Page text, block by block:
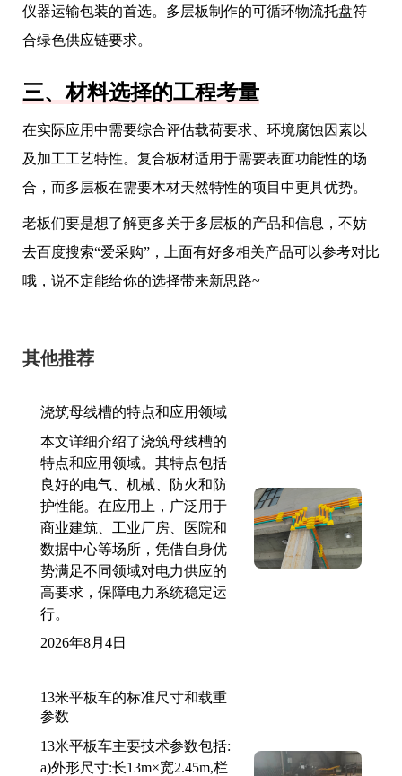
仪器运输包装的首选。多层板制作的可循环物流托盘符
合绿色供应链要求。
三、材料选择的工程考量
在实际应用中需要综合评估载荷要求、环境腐蚀因素以
及加工工艺特性。复合板材适用于需要表面功能性的场
合，而多层板在需要木材天然特性的项目中更具优势。
老板们要是想了解更多关于多层板的产品和信息，不妨
去百度搜索“爱采购”，上面有好多相关产品可以参考对比
哦，说不定能给你的选择带来新思路~
其他推荐
浇筑母线槽的特点和应用领域
本文详细介绍了浇筑母线槽的
特点和应用领域。其特点包括
良好的电气、机械、防火和防
护性能。在应用上，广泛用于
商业建筑、工业厂房、医院和
数据中心等场所，凭借自身优
势满足不同领域对电力供应的
高要求，保障电力系统稳定运
行。
2026年8月4日
13米平板车的标准尺寸和载重
参数
13米平板车主要技术参数包括:
a)外形尺寸:长13m×宽2.45m,栏